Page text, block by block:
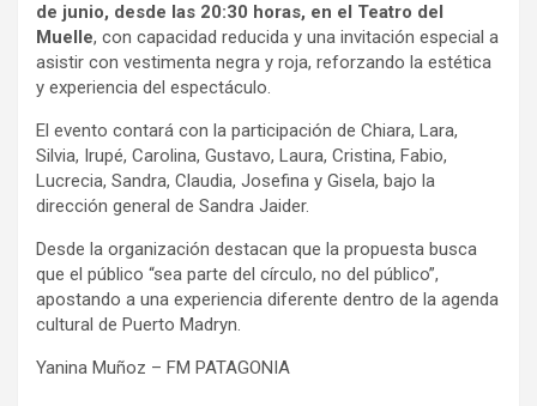
de junio, desde las 20:30 horas, en el Teatro del
Muelle, con capacidad reducida y una invitación especial a
asistir con vestimenta negra y roja, reforzando la estética
y experiencia del espectáculo.
El evento contará con la participación de Chiara, Lara,
Silvia, Irupé, Carolina, Gustavo, Laura, Cristina, Fabio,
Lucrecia, Sandra, Claudia, Josefina y Gisela, bajo la
dirección general de Sandra Jaider.
Desde la organización destacan que la propuesta busca
que el público “sea parte del círculo, no del público”,
apostando a una experiencia diferente dentro de la agenda
cultural de Puerto Madryn.
Yanina Muñoz – FM PATAGONIA